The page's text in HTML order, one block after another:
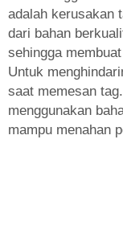
adalah kerusakan
dari bahan
sehingga
Untuk
saat memesan
menggunakan
mampu menahan